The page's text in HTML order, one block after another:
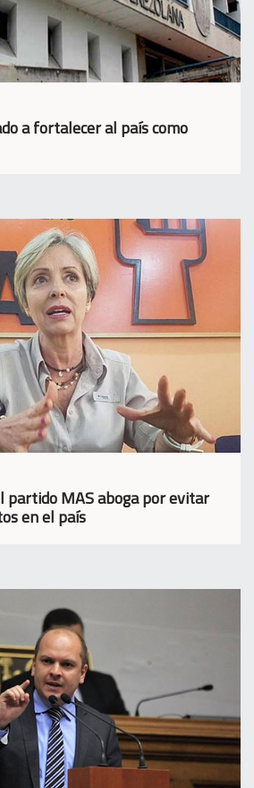
a fortalecer al país como
partido MAS aboga por evitar
en el país